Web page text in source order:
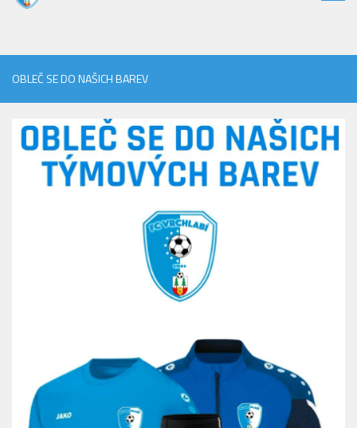
OBLEČ SE DO NAŠICH BAREV